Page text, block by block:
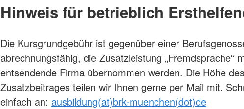
Hinweis für betrieblich
Die Kursgrundgebühr ist gegenüber einer
abrechnungsfähig, die Zusatzleistung „Fremdsprache“
entsendende Firma übernommen werden. Die Höhe
Zusatzbeitrages teilen wir Ihnen gerne per Mail mit.
einfach an: ausbildung(at)brk-muenchen(dot)de